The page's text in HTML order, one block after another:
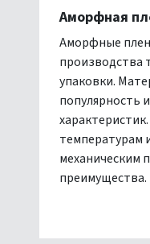
Аморфная
Аморфные
упаковки.
популярность
температурам
механическим
преимущества.